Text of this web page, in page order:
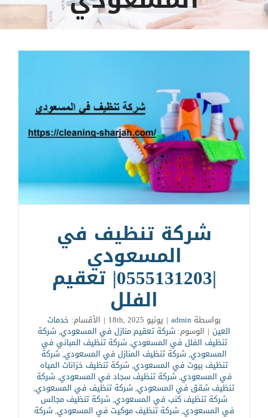
شركة تنظيف في
المسعودي
|0555131203| تعقيم
الفلل
بواسطة admin
| يونيو 18th, 2025 | الأقسام: خدمات
العين | الوسوم: شركة تعقيم منازل في المسعودي,شركة
تنظيف الفلل في المسعودي,شركة تنظيف المباني في
المسعودي,شركة تنظيف المنازل في المسعودي,شركة
تنظيف بيوت في المسعودي,شركة تنظيف خزانات المياه
في المسعودي,شركة تنظيف سجاد في المسعودي,شركة
تنظيف شقق في المسعودي,شركة تنظيف في المسعودي,
شركة تنظيف كنب في المسعودي,شركة تنظيف مجالس
في المسعودي,شركة تنظيف موكيت في المسعودي,شركة